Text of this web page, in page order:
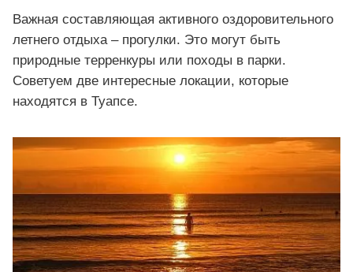
Важная составляющая активного оздоровительного
летнего отдыха – прогулки. Это могут быть
природные терренкуры или походы в парки.
Советуем две интересные локации, которые
находятся в Туапсе.